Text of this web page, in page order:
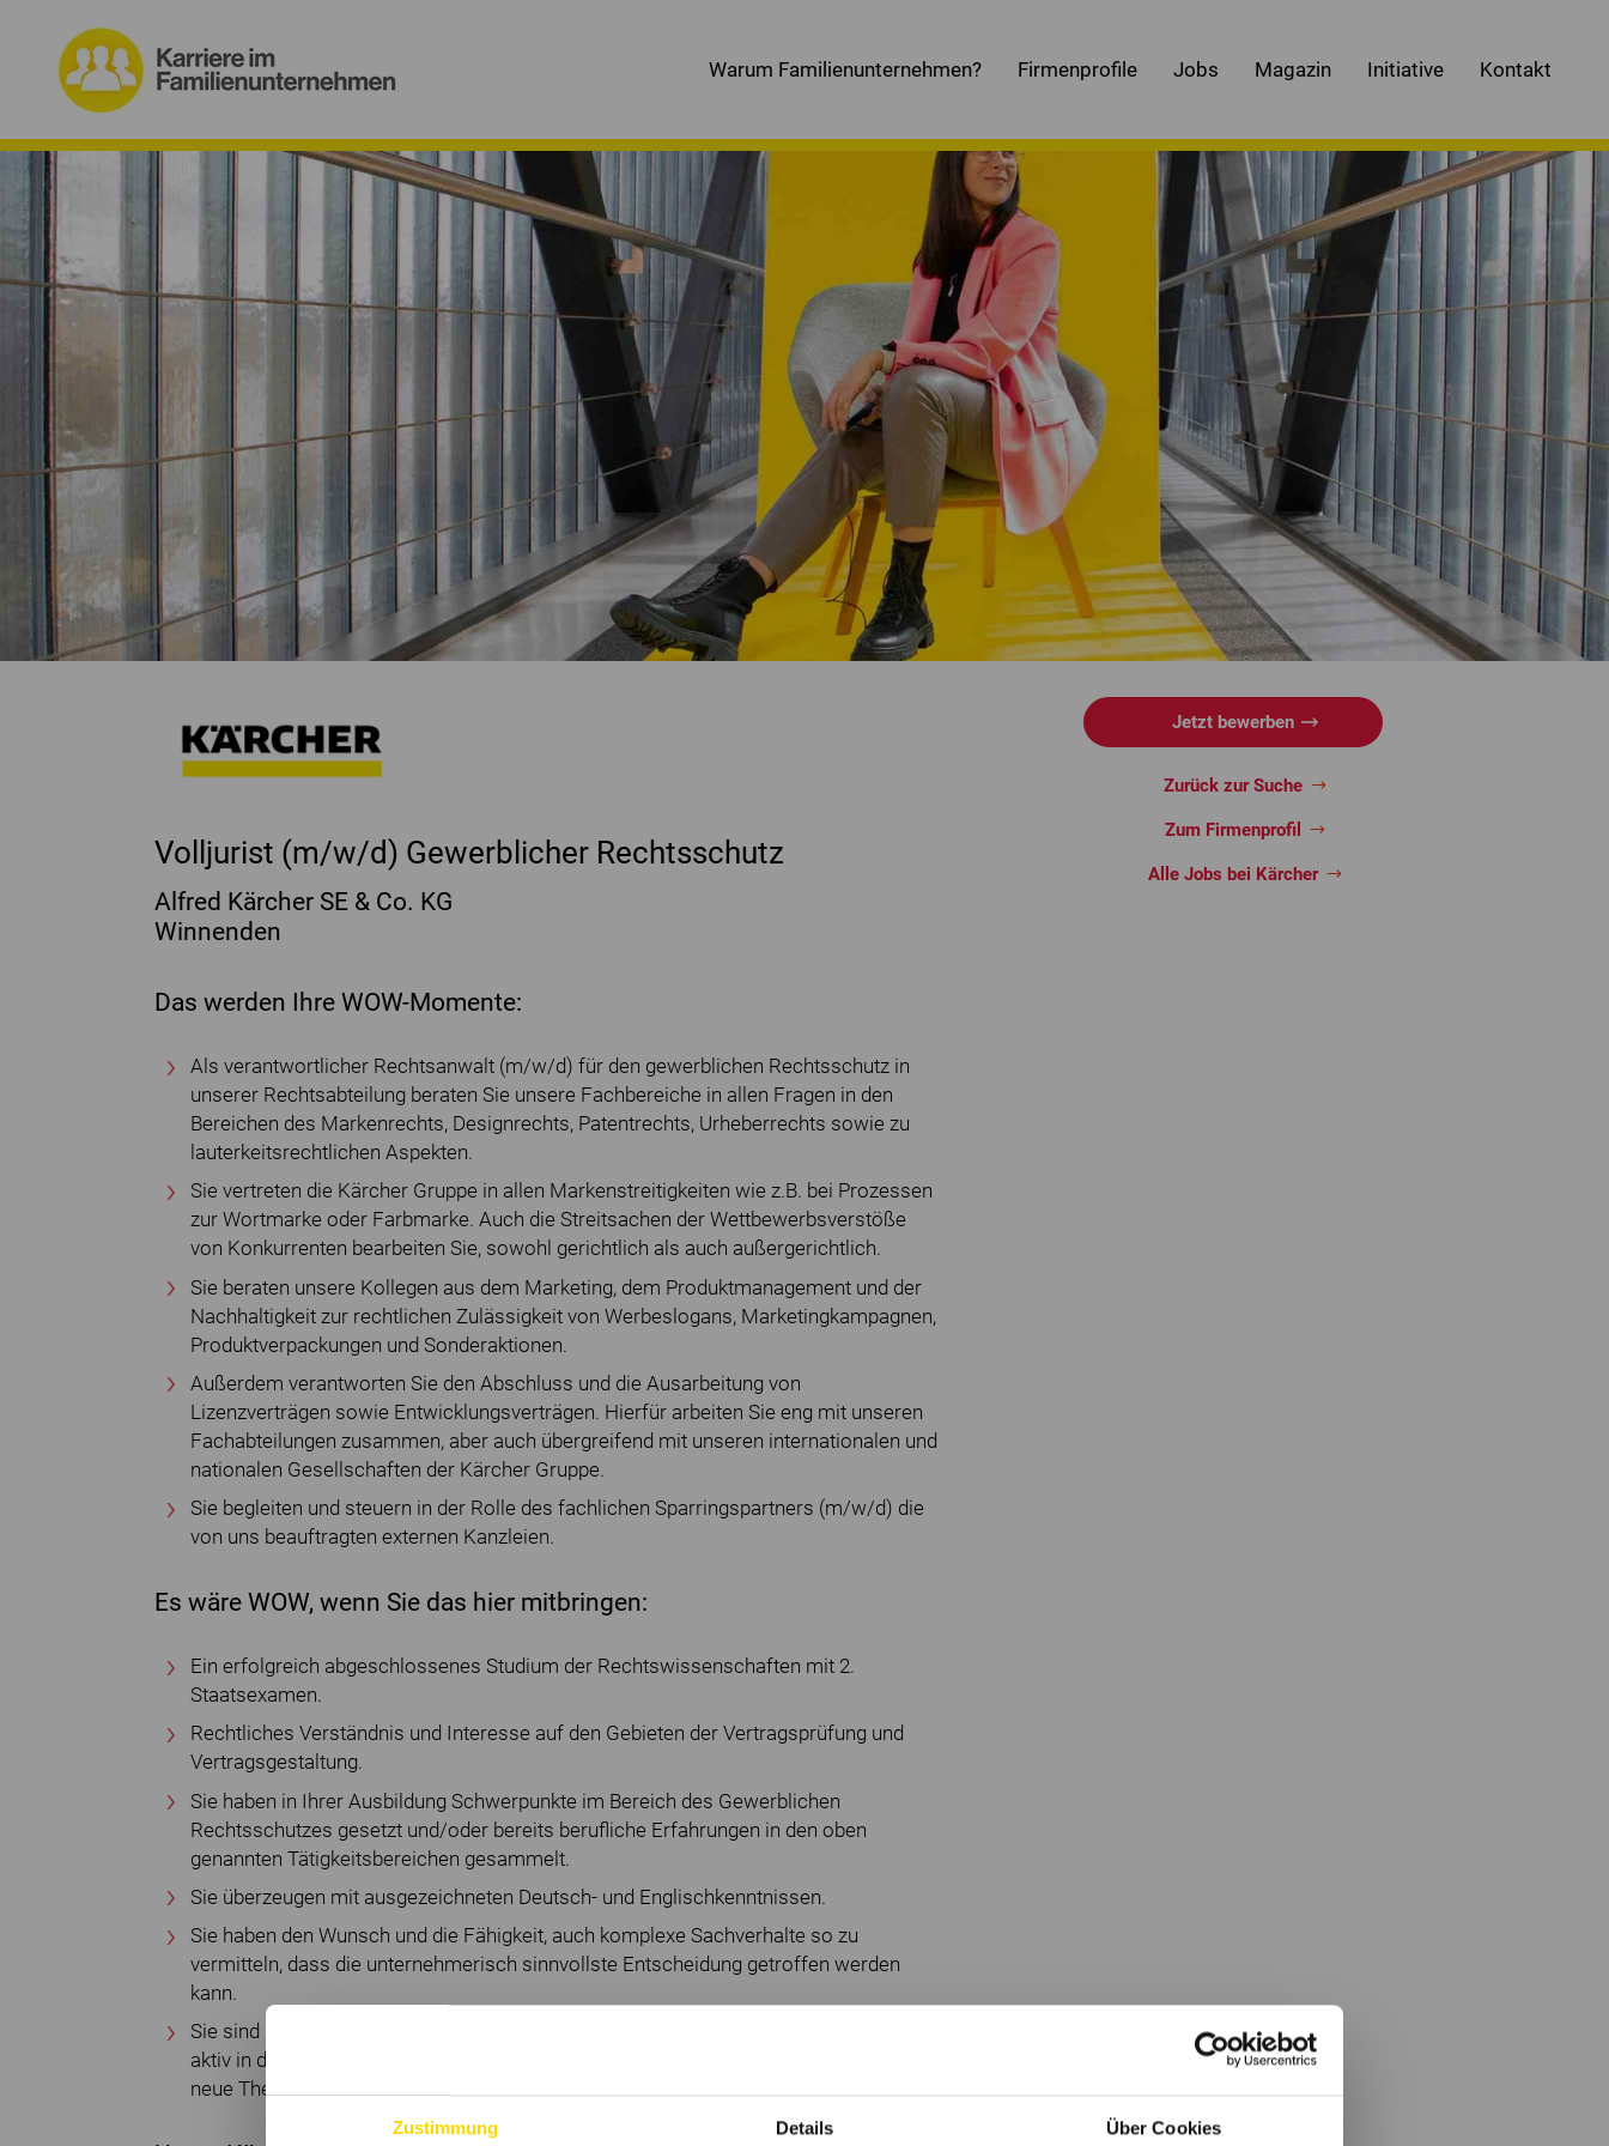
Zustimmung Details Über Cookies
Warum Familienunternehmen? Firmenprofile Jobs Magazin Initiative Kontakt
Volljurist (m/w/d) Gewerblicher Rechtsschutz
Alfred Kärcher SE & Co. KG
Winnenden
Das werden Ihre WOW-Momente:
Als verantwortlicher Rechtsanwalt (m/w/d) für den gewerblichen Rechtsschutz in
unserer Rechtsabteilung beraten Sie unsere Fachbereiche in allen Fragen in den
Bereichen des Markenrechts, Designrechts, Patentrechts, Urheberrechts sowie zu
lauterkeitsrechtlichen Aspekten.
Sie vertreten die Kärcher Gruppe in allen Markenstreitigkeiten wie z.B. bei Prozessen
zur Wortmarke oder Farbmarke. Auch die Streitsachen der Wettbewerbsverstöße
von Konkurrenten bearbeiten Sie, sowohl gerichtlich als auch außergerichtlich.
Sie beraten unsere Kollegen aus dem Marketing, dem Produktmanagement und der
Nachhaltigkeit zur rechtlichen Zulässigkeit von Werbeslogans, Marketingkampagnen,
Produktverpackungen und Sonderaktionen.
Außerdem verantworten Sie den Abschluss und die Ausarbeitung von
Lizenzverträgen sowie Entwicklungsverträgen. Hierfür arbeiten Sie eng mit unseren
Fachabteilungen zusammen, aber auch übergreifend mit unseren internationalen und
nationalen Gesellschaften der Kärcher Gruppe.
Sie begleiten und steuern in der Rolle des fachlichen Sparringspartners (m/w/d) die
von uns beauftragten externen Kanzleien.
Es wäre WOW, wenn Sie das hier mitbringen:
Ein erfolgreich abgeschlossenes Studium der Rechtswissenschaften mit 2.
Staatsexamen.
Rechtliches Verständnis und Interesse auf den Gebieten der Vertragsprüfung und
Vertragsgestaltung.
Sie haben in Ihrer Ausbildung Schwerpunkte im Bereich des Gewerblichen
Rechtsschutzes gesetzt und/oder bereits berufliche Erfahrungen in den oben
genannten Tätigkeitsbereichen gesammelt.
Sie überzeugen mit ausgezeichneten Deutsch- und Englischkenntnissen.
Sie haben den Wunsch und die Fähigkeit, auch komplexe Sachverhalte so zu
vermitteln, dass die unternehmerisch sinnvollste Entscheidung getroffen werden
kann.
Sie sind neugierig - neue Themen motivieren Sie und Sie haben Spaß daran, tief und
aktiv in diese einzusteigen. Gleichzeitig arbeiten Sie sich schnell und eigenständig in
neue Themen und Fragestellungen ein.
Jetzt bewerben
Zurück zur Suche
Zum Firmenprofil
Alle Jobs bei Kärcher